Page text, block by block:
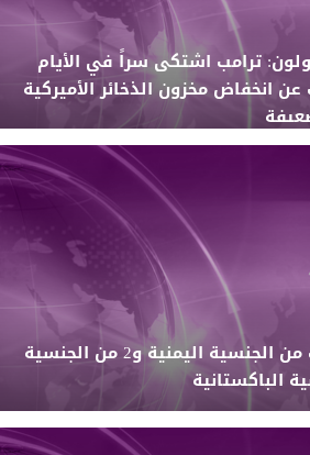
ترامب اشتكى سراً في الأيام
انخفاض مخزون الذخائر الأميركية
قيادة التحالف: مصاب من الجنسية اليمنية و2 من الجنسية